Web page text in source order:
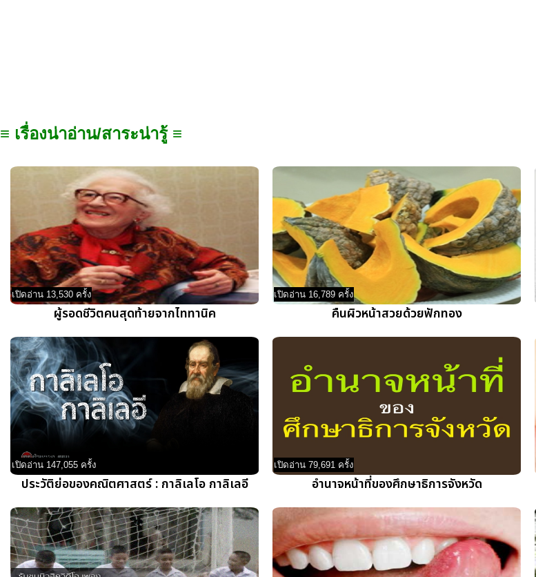
≡ เรื่องน่าอ่าน/สาระน่ารู้ ≡
เปิดอ่าน 13,530 ครั้ง
ผู้รอดชีวิตคนสุดท้ายจากไททานิค
เปิดอ่าน 16,789 ครั้ง
คืนผิวหน้าสวยด้วยฟักทอง
เปิดอ่าน 147,055 ครั้ง
ประวัติย่อของคณิตศาสตร์ : กาลิเลโอ กาลิเลอี
เปิดอ่าน 79,691 ครั้ง
อำนาจหน้าที่ของศึกษาธิการจังหวัด